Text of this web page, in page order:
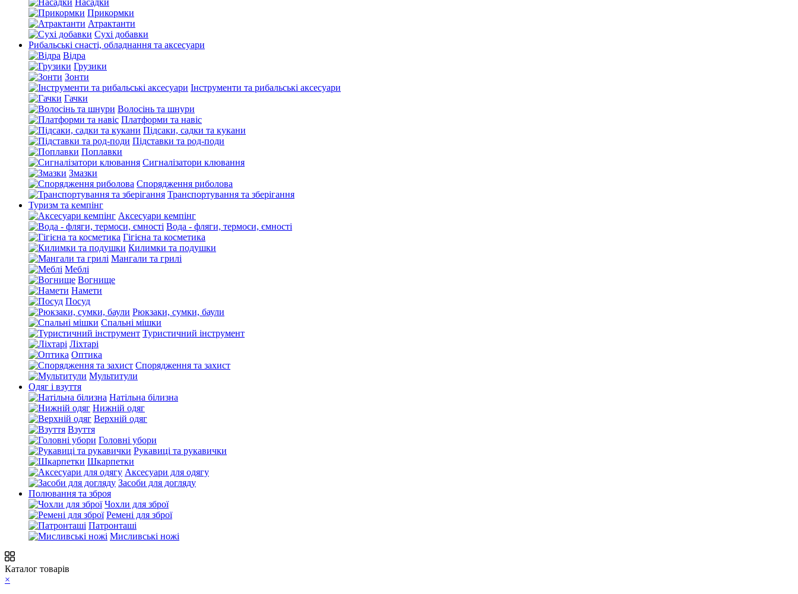
Насадки
Прикормки
Атрактанти
Сухі добавки
Рибальські снасті, обладнання та аксесуари
Відра
Грузики
Зонти
Інструменти та рибальські аксесуари
Гачки
Волосінь та шнури
Платформи та навіс
Підсаки, садки та кукани
Підставки та род-поди
Поплавки
Сигналізатори клювання
Змазки
Спорядження риболова
Транспортування та зберігання
Туризм та кемпінг
Аксесуари кемпінг
Вода - фляги, термоси, ємності
Гігієна та косметика
Килимки та подушки
Мангали та грилі
Меблі
Вогнище
Намети
Посуд
Рюкзаки, сумки, баули
Спальні мішки
Туристичний інструмент
Ліхтарі
Оптика
Спорядження та захист
Мультитули
Одяг і взуття
Натільна білизна
Нижній одяг
Верхній одяг
Взуття
Головні убори
Рукавиці та рукавички
Шкарпетки
Аксесуари для одягу
Засоби для догляду
Полювання та зброя
Чохли для зброї
Ремені для зброї
Патронташі
Мисливські ножі
Каталог товарів
×